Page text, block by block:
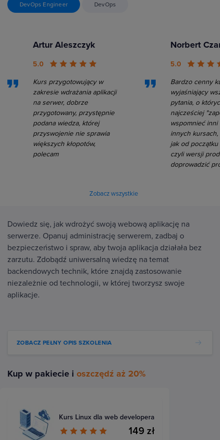
DevOps Engineer DevOps
Artur Aleszczyk
5.0
Kurs przygotowujący w
zakresie wdrażania aplikacji
na serwer, dobrze
przygotowany, przystępnie
podana wiedza, której
przyswojenie nie sprawia
większych kłopotów,
polecam
Norbert
5.0
Bardzo cenny
wyjaśniający
pytania, o
najcześciej
wspomnieć inni
innych
jak od początku
czyli wersji
doprowadzić
Zobacz wszystkie
Dowiedz się, jak wdrożyć swoją webową aplikację na
serwerze. Opanuj administrację serwerem, zadbaj o
bezpieczeństwo i spraw, aby twoja aplikacja działała bez
zarzutu. Zdobądź uniwersalną wiedzę na temat
backendowych technik, które znajdą zastosowanie
niezależnie od technologii, w której tworzysz swoje
aplikacje.
ZOBACZ PEŁNY OPIS SZKOLENIA
Kup w pakiecie i oszczędź aż 20%
Kurs Linux dla web developera
149 zł